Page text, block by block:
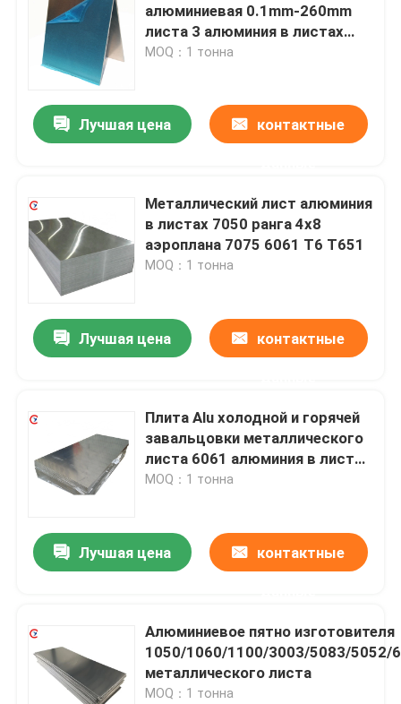
алюминиевая 0.1mm-260mm
листа 3 алюминия в листах
5083 H116 ASTM B209 4x6
MOQ：1 тонна
Лучшая цена контактные
Металлический лист алюминия
в листах 7050 ранга 4x8
аэроплана 7075 6061 T6 T651
MOQ：1 тонна
Лучшая цена контактные
Плита Alu холодной и горячей
завальцовки металлического
листа 6061 алюминия в листах
T6 7075 T651
MOQ：1 тонна
Лучшая цена контактные
Алюминиевое пятно изготовителя
1050/1060/1100/3003/5083/5052/
металлического листа
MOQ：1 тонна